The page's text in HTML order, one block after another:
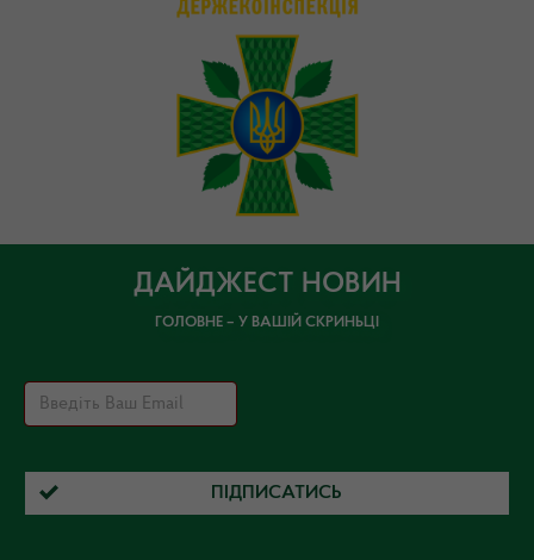
ДАЙДЖЕСТ НОВИН
ГОЛОВНЕ – У ВАШІЙ СКРИНЬЦІ
ПІДПИСАТИСЬ